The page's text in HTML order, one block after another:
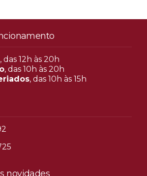
, das 12h às 20h
, das 10h às 20h
, das 10h às 15h
novidades